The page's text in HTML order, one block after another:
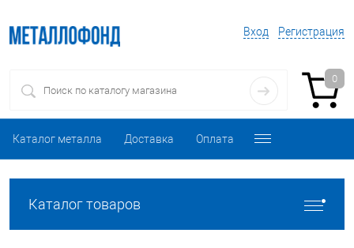
Вход Регистрация
0
Каталог металла Доставка Оплата
Каталог товаров